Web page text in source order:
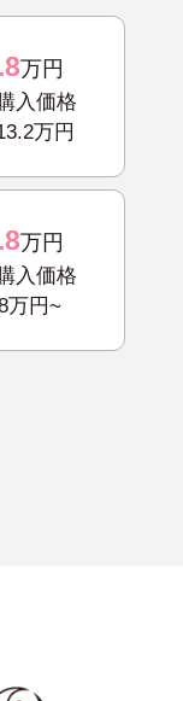
万円
入価格
万円
万円
入価格
万円~